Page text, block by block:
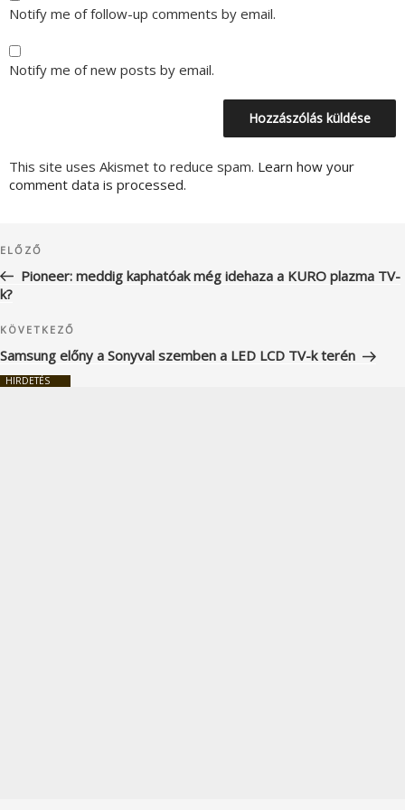
Notify me of follow-up comments by email.
Notify me of new posts by email.
This site uses Akismet to reduce spam. Learn how your
comment data is processed.
navigáció
Korábbi
bejegyzés
ELŐZŐ
Pioneer: meddig kaphatóak még idehaza a KURO plazma TV-
k?
Következő
bejegyzés
KÖVETKEZŐ
Samsung előny a Sonyval szemben a LED LCD TV-k terén
HIRDETÉS